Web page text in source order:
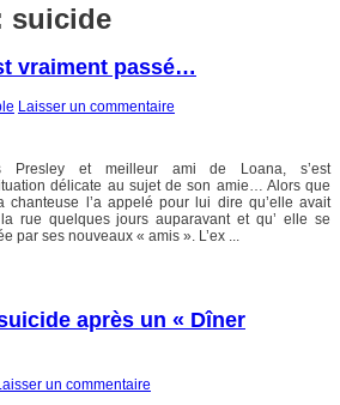
suicide
vraiment passé…
Laisser un commentaire
Presley et meilleur ami de Loana, s’est
délicate au sujet de son amie… Alors que
l’a appelé pour lui dire qu’elle avait
rue quelques jours auparavant et qu’ elle se
par ses nouveaux « amis ». L’ex ...
après un « Dîner
un commentaire